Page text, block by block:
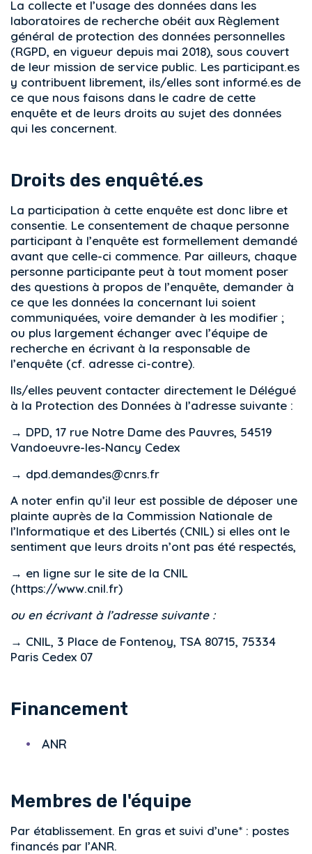
La collecte et l’usage des données dans les
laboratoires de recherche obéit aux Règlement
général de protection des données personnelles
(RGPD, en vigueur depuis mai 2018), sous couvert
de leur mission de service public. Les participant.es
y contribuent librement, ils/elles sont informé.es de
ce que nous faisons dans le cadre de cette
enquête et de leurs droits au sujet des données
qui les concernent.
Droits des enquêté.es
La participation à cette enquête est donc libre et
consentie. Le consentement de chaque personne
participant à l’enquête est formellement demandé
avant que celle-ci commence. Par ailleurs, chaque
personne participante peut à tout moment poser
des questions à propos de l’enquête, demander à
ce que les données la concernant lui soient
communiquées, voire demander à les modifier ;
ou plus largement échanger avec l’équipe de
recherche en écrivant à la responsable de
l’enquête (cf. adresse ci-contre).
Ils/elles peuvent contacter directement le Délégué
à la Protection des Données à l’adresse suivante :
→ DPD, 17 rue Notre Dame des Pauvres, 54519
Vandoeuvre-les-Nancy Cedex
→ dpd.demandes@cnrs.fr
A noter enfin qu’il leur est possible de déposer une
plainte auprès de la Commission Nationale de
l’Informatique et des Libertés (CNIL) si elles ont le
sentiment que leurs droits n’ont pas été respectés,
→ en ligne sur le site de la CNIL
(https://www.cnil.fr)
ou en écrivant à l’adresse suivante :
→ CNIL, 3 Place de Fontenoy, TSA 80715, 75334
Paris Cedex 07
Financement
ANR
Membres de l'équipe
Par établissement. En gras et suivi d’une* : postes
financés par l’ANR.